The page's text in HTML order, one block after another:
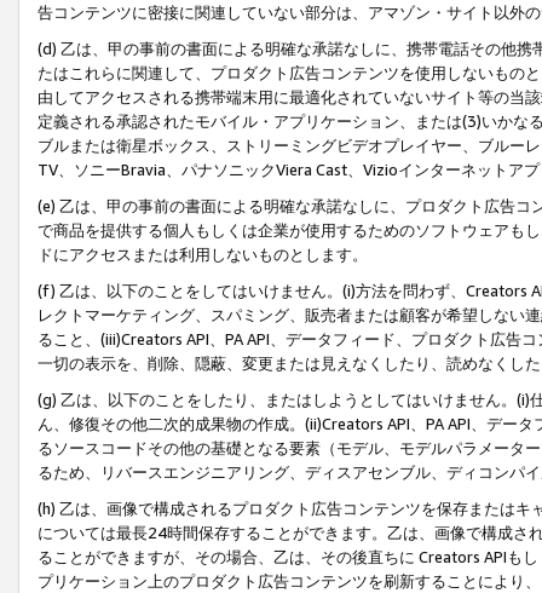
告コンテンツに密接に関連していない部分は、アマゾン・サイト以外
(d) 乙は、甲の事前の書面による明確な承諾なしに、携帯電話その他
たはこれらに関連して、プロダクト広告コンテンツを使用しないもの
由してアクセスされる携帯端末用に最適化されていないサイト等の当
定義される承認されたモバイル・アプリケーション、または(3)いか
ブルまたは衛星ボックス、ストリーミングビデオプレイヤー、ブルー
TV、ソニーBravia、パナソニックViera Cast、Vizioインターネットア
(e) 乙は、甲の事前の書面による明確な承諾なしに、プロダクト広告
で商品を提供する個人もしくは企業が使用するためのソフトウェアも
ドにアクセスまたは利用しないものとします。
(f) 乙は、以下のことをしてはいけません。(i)方法を問わず、Creators
レクトマーケティング、スパミング、販売者または顧客が希望しない
ること、(iii)Creators API、PA API、データフィード、プロダクト広告
一切の表示を、削除、隠蔽、変更または見えなくしたり、読めなくし
(g) 乙は、以下のことをしたり、またはしようとしてはいけません。
ん、修復その他二次的成果物の作成。(ii)Creators API、PA API、デー
るソースコードその他の基礎となる要素（モデル、モデルパラメータ
るため、リバースエンジニアリング、ディスアセンブル、ディコンパ
(h) 乙は、画像で構成されるプロダクト広告コンテンツを保存または
については最長24時間保存することができます。乙は、画像で構成
ることができますが、その場合、乙は、その後直ちに Creators APIも
プリケーション上のプロダクト広告コンテンツを刷新することにより